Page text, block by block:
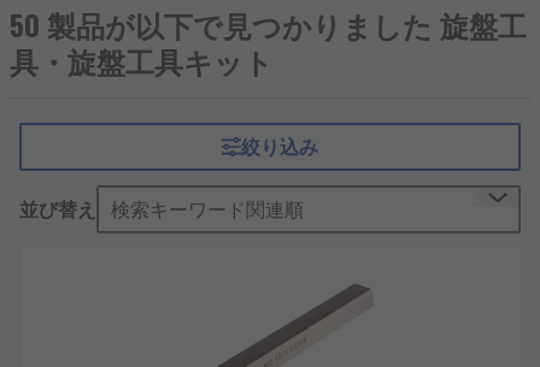
を削り取りながら、求める形状に加工します。旋盤
工具・旋盤工具キットはそういう旋盤加工を行うた
めに必要とされる切削工具です。
旋盤工具を使用すると、金属、プラスチック、木材
などの素材を様々な形状に加工することができま
す。旋盤工具セットは、鋼鉄、鋳鉄、超合金など、
対象物の仕上げや平滑化にも適しています。
など、様々な加工方法があります。そのため、旋盤
工具も様々なタイプがあります。旋盤加工でよく用
いられる代表的な工具は以下のようなものがありま
50 製品が以下で見つかりました 旋盤工
具・旋盤工具キット
絞り込み
並び替え 検索キーワード関連順